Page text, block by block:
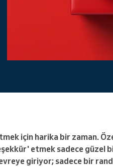
için harika bir zaman.
etmek sadece güzel
giriyor; sadece bir